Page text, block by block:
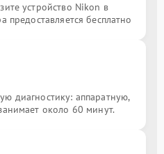
устройство Nikon в
предоставляется бесплатно
диагностику: аппаратную,
около 60 минут.